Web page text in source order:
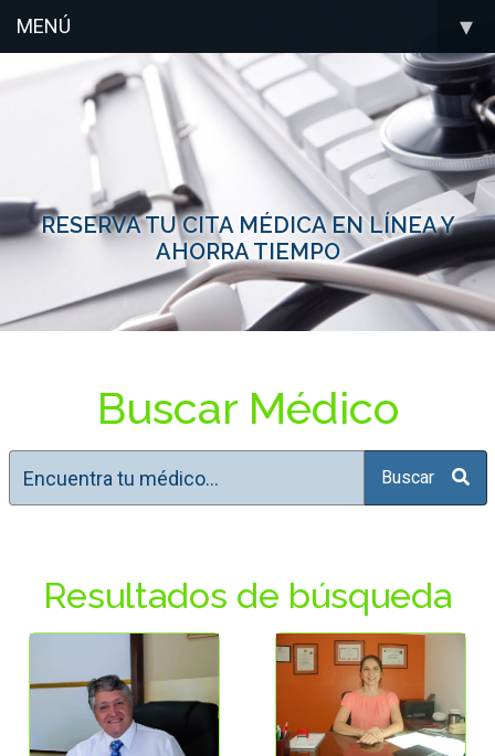
MENÚ ▾
RESERVA TU CITA MÉDICA EN LÍNEA Y
AHORRA TIEMPO
Buscar Médico
Buscar
Resultados de búsqueda